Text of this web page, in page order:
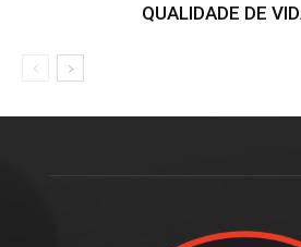
QUALIDADE DE